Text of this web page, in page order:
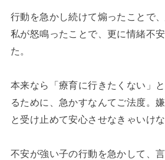
行動を急かし続けて煽ったことで
私が怒鳴ったことで、更に情緒不
た。
本来なら「療育に行きたくない」
るために、急かすなんてご法度。
と受け止めて安心させなきゃいけな
不安が強い子の行動を急かして、